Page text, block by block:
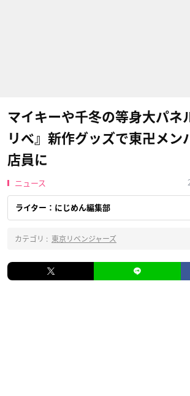
マイキーや千冬の等身大パネ
リベ』新作グッズで東卍メン
店員に
ニュース
ライター：にじめん編集部
カテゴリ : 東京リベンジャーズ